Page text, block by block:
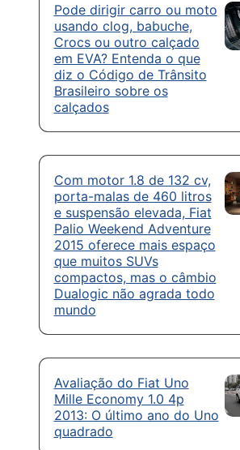
Pode dirigir carro ou moto
usando clog, babuche,
Crocs ou outro calçado
em EVA? Entenda o que
diz o Código de Trânsito
Brasileiro sobre os
calçados
Com motor 1.8 de 132 cv,
porta-malas de 460 litros
e suspensão elevada, Fiat
Palio Weekend Adventure
2015 oferece mais espaço
que muitos SUVs
compactos, mas o câmbio
Dualogic não agrada todo
mundo
Avaliação do Fiat Uno
Mille Economy 1.0 4p
2013: O último ano do Uno
quadrado